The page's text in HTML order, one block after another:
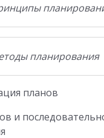
планирования
планов
и